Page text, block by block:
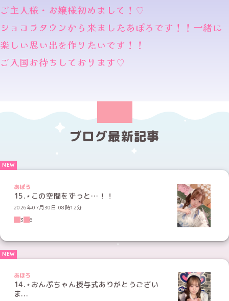
ご主人様・お嬢様初めまして！♡
ショコラタウンから来ましたあぽろです！！一緒に
楽しい思い出を作りたいです！！
ご入国お待ちしております♡
ブログ最新記事
あぽろ
15.⋆この空間をずっと…！！
2026年07月30日 08時12分
3
6
あぽろ
14.⋆おんぷちゃん授与式ありがとうござい
ま...